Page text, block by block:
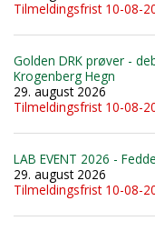
Tilmeldingsfrist 10-08-
Golden DRK prøver -
Krogenberg Hegn
29. august 2026
Tilmeldingsfrist 10-08-
LAB EVENT 2026 -
29. august 2026
Tilmeldingsfrist 10-08-